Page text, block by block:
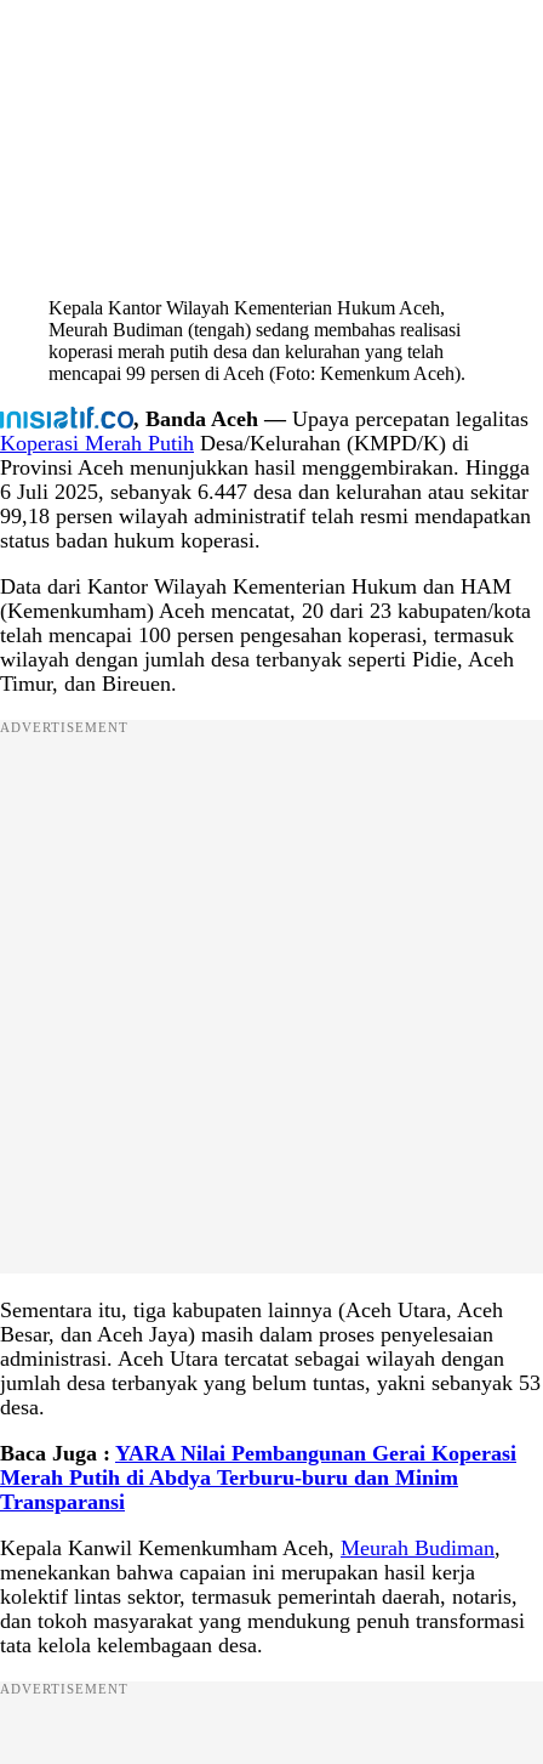
Kepala Kantor Wilayah Kementerian Hukum Aceh,
Meurah Budiman (tengah) sedang membahas realisasi
koperasi merah putih desa dan kelurahan yang telah
mencapai 99 persen di Aceh (Foto: Kemenkum Aceh).
, Banda Aceh —Upaya percepatan legalitas
Koperasi Merah Putih Desa/Kelurahan (KMPD/K) di
Provinsi Aceh menunjukkan hasil menggembirakan. Hingga
6 Juli 2025, sebanyak 6.447 desa dan kelurahan atau sekitar
99,18 persen wilayah administratif telah resmi mendapatkan
status badan hukum koperasi.
Data dari Kantor Wilayah Kementerian Hukum dan HAM
(Kemenkumham) Aceh mencatat, 20 dari 23 kabupaten/kota
telah mencapai 100 persen pengesahan koperasi, termasuk
wilayah dengan jumlah desa terbanyak seperti Pidie, Aceh
Timur, dan Bireuen.
ADVERTISEMENT
Sementara itu, tiga kabupaten lainnya (Aceh Utara, Aceh
Besar, dan Aceh Jaya) masih dalam proses penyelesaian
administrasi. Aceh Utara tercatat sebagai wilayah dengan
jumlah desa terbanyak yang belum tuntas, yakni sebanyak 53
desa.
Baca Juga : YARA Nilai Pembangunan Gerai Koperasi
Merah Putih di Abdya Terburu-buru dan Minim
Transparansi
Kepala Kanwil Kemenkumham Aceh, Meurah Budiman,
menekankan bahwa capaian ini merupakan hasil kerja
kolektif lintas sektor, termasuk pemerintah daerah, notaris,
dan tokoh masyarakat yang mendukung penuh transformasi
tata kelola kelembagaan desa.
ADVERTISEMENT